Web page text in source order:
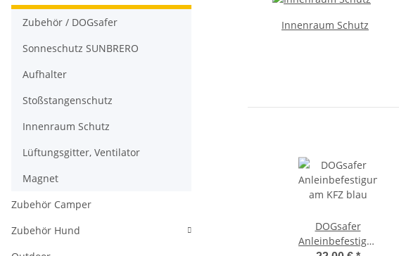
Innenraum Schutz
DOGsafer
Anleinbefestigung
Zubehör / DOGsafer
Sonneschutz SUNBRERO
Aufhalter
Stoßstangenschutz
Innenraum Schutz
Lüftungsgitter, Ventilator
Magnet
Zubehör Camper
Zubehör Hund